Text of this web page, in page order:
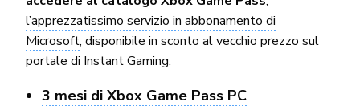
l’apprezzatissimo servizio in abbonamento di
Microsoft, disponibile in sconto al vecchio prezzo sul
portale di Instant Gaming.
3 mesi di Xbox Game Pass PC